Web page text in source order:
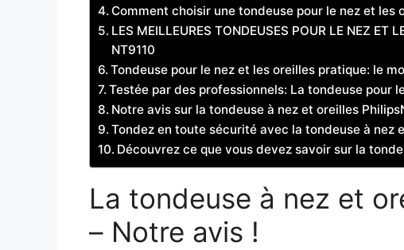
Comment choisir une tondeuse pour le nez et les
LES MEILLEURES TONDEUSES POUR LE NEZ ET
NT9110
Tondeuse pour le nez et les oreilles pratique: le
Testée par des professionnels: La tondeuse pour
Notre avis sur la tondeuse à nez et oreilles
Tondez en toute sécurité avec la tondeuse à nez
Découvrez ce que vous devez savoir sur la
La tondeuse à nez et
– Notre avis !